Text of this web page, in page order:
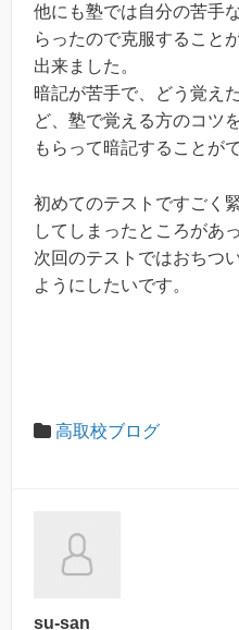
他にも塾では自分の苦手
らったので克服すること
出来ました。
暗記が苦手で、どう覚え
ど、塾で覚える方のコツ
もらって暗記することが
初めてのテストですごく
してしまったところがあ
次回のテストではおちつ
ようにしたいです。
高取校ブログ
su-san